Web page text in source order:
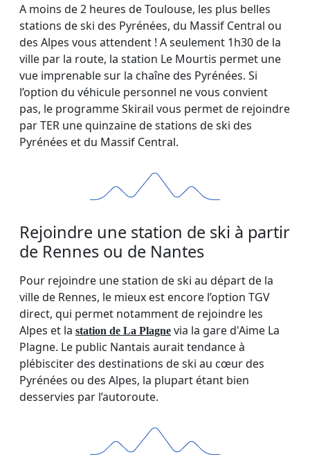
A moins de 2 heures de Toulouse, les plus belles
stations de ski des Pyrénées, du Massif Central ou
des Alpes vous attendent ! A seulement 1h30 de la
ville par la route, la station Le Mourtis permet une
vue imprenable sur la chaîne des Pyrénées. Si
l’option du véhicule personnel ne vous convient
pas, le programme Skirail vous permet de rejoindre
par TER une quinzaine de stations de ski des
Pyrénées et du Massif Central.
Rejoindre une station de ski à partir
de Rennes ou de Nantes
Pour rejoindre une station de ski au départ de la
ville de Rennes, le mieux est encore l’option TGV
direct, qui permet notamment de rejoindre les
Alpes et la station de La Plagne via la gare d'Aime La
Plagne. Le public Nantais aurait tendance à
plébisciter des destinations de ski au cœur des
Pyrénées ou des Alpes, la plupart étant bien
desservies par l’autoroute.